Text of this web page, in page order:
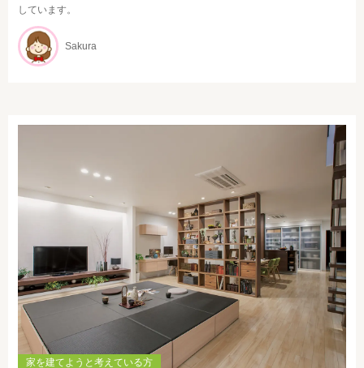
しています。
Sakura
家を建てようと考えている方